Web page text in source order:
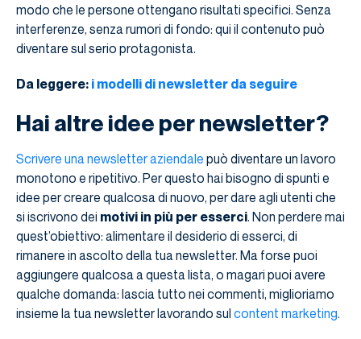
modo che le persone ottengano risultati specifici. Senza
interferenze, senza rumori di fondo: qui il contenuto può
diventare sul serio protagonista.
Da leggere: i modelli di newsletter da seguire
Hai altre idee per newsletter?
Scrivere una newsletter aziendale può diventare un lavoro
monotono e ripetitivo. Per questo hai bisogno di spunti e
idee per creare qualcosa di nuovo, per dare agli utenti che
si iscrivono dei motivi in più per esserci. Non perdere mai
quest’obiettivo: alimentare il desiderio di esserci, di
rimanere in ascolto della tua newsletter. Ma forse puoi
aggiungere qualcosa a questa lista, o magari puoi avere
qualche domanda: lascia tutto nei commenti, miglioriamo
insieme la tua newsletter lavorando sul content marketing.